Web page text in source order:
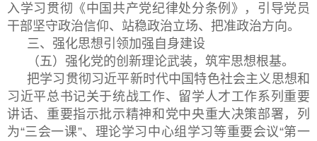
入学习贯彻《中国共产党纪律处分条例》，引导党员
干部坚守政治信仰、站稳政治立场、把准政治方向。
三、强化思想引领加强自身建设
（五）强化党的创新理论武装，筑牢思想根基。
把学习贯彻习近平新时代中国特色社会主义思想和
习近平总书记关于统战工作、留学人才工作系列重要
讲话、重要指示批示精神和党中央重大决策部署，列
为“三会一课”、理论学习中心组学习等重要会议“第一